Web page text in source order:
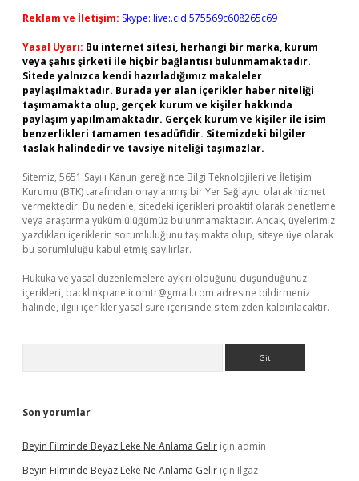
Reklam ve İletişim: Skype: live:.cid.575569c608265c69
Yasal Uyarı: Bu internet sitesi, herhangi bir marka, kurum
veya şahıs şirketi ile hiçbir bağlantısı bulunmamaktadır.
Sitede yalnızca kendi hazırladığımız makaleler
paylaşılmaktadır. Burada yer alan içerikler haber niteliği
taşımamakta olup, gerçek kurum ve kişiler hakkında
paylaşım yapılmamaktadır. Gerçek kurum ve kişiler ile isim
benzerlikleri tamamen tesadüfidir. Sitemizdeki bilgiler
taslak halindedir ve tavsiye niteliği taşımazlar.
Sitemiz, 5651 Sayılı Kanun gereğince Bilgi Teknolojileri ve İletişim
Kurumu (BTK) tarafından onaylanmış bir Yer Sağlayıcı olarak hizmet
vermektedir. Bu nedenle, sitedeki içerikleri proaktif olarak denetleme
veya araştırma yükümlülüğümüz bulunmamaktadır. Ancak, üyelerimiz
yazdıkları içeriklerin sorumluluğunu taşımakta olup, siteye üye olarak
bu sorumluluğu kabul etmiş sayılırlar.
Hukuka ve yasal düzenlemelere aykırı olduğunu düşündüğünüz
içerikleri, backlinkpanelicomtr@gmail.com adresine bildirmeniz
halinde, ilgili içerikler yasal süre içerisinde sitemizden kaldırılacaktır.
Son yorumlar
Beyin Filminde Beyaz Leke Ne Anlama Gelir için admin
Beyin Filminde Beyaz Leke Ne Anlama Gelir için Ilgaz